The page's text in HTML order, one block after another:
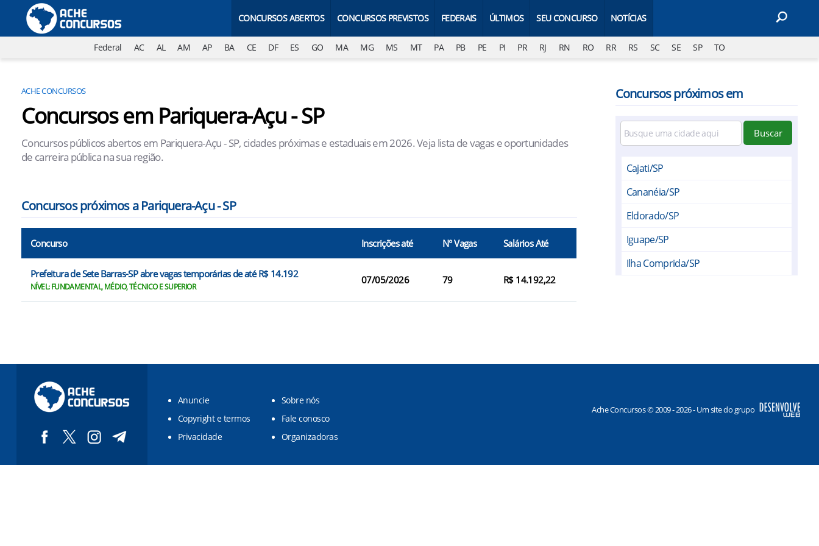
CONCURSOS ABERTOS CONCURSOS PREVISTOS FEDERAIS ÚLTIMOS SEU CONCURSO NOTÍCIAS
Federal AC AL AM AP BA CE DF ES GO MA MG MS MT PA PB PE PI PR RJ RN RO RR RS SC SE SP TO
ACHE CONCURSOS
Concursos em Pariquera-Açu - SP
Concursos públicos abertos em Pariquera-Açu - SP, cidades próximas e estaduais em 2026. Veja lista de vagas e oportunidades
de carreira pública na sua região.
Concursos próximos a Pariquera-Açu - SP
Concurso Inscrições até N° Vagas Salários Até
Prefeitura de Sete Barras-SP abre vagas temporárias de até R$ 14.192
NÍVEL: FUNDAMENTAL, MÉDIO, TÉCNICO E SUPERIOR
07/05/2026 79 R$ 14.192,22
Concursos próximos em
Buscar
Cajati/SP
Cananéia/SP
Eldorado/SP
Iguape/SP
Ilha Comprida/SP
Anuncie
Sobre nós
Copyright e termos
Fale conosco
Privacidade
Organizadoras
Ache Concursos © 2009 - 2026 - Um site do grupo